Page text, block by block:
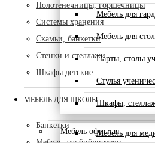
Мебель для
Мебель для
Парты, столы
Стулья
Шкафы,
Мебель офисная
Мебель для
Полотенечницы, горшечницы
Системы хранения
Скамьи, банкетки
Стенки и стеллажи
Шкафы детские
МЕБЕЛЬ ДЛЯ ШКОЛЫ
Банкетки